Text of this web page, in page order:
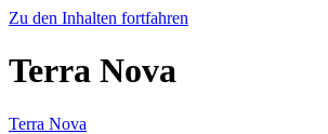
Zu den Inhalten fortfahren
Terra Nova
Terra Nova